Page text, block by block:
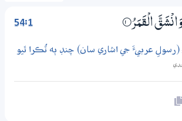
54:1 الْقَمَرُ 1‏۝
عربيءَ جي اشاري سان) چنڊ ٻه ٽُڪرا ٿيو